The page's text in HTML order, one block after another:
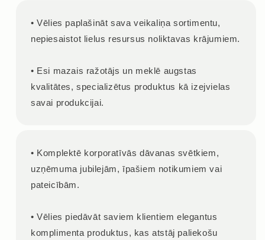
• Vēlies paplašināt sava veikaliņa sortimentu,
nepiesaistot lielus resursus noliktavas krājumiem.
• Esi mazais ražotājs un meklē augstas
kvalitātes, specializētus produktus kā izejvielas
savai produkcijai.
• Komplektē korporatīvās dāvanas svētkiem,
uzņēmuma jubilejām, īpašiem notikumiem vai
pateicībām.
• Vēlies piedāvāt saviem klientiem elegantus
komplimenta produktus, kas atstāj paliekošu